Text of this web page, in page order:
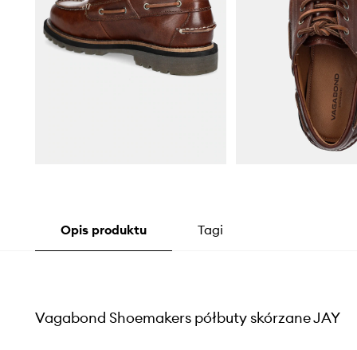
Opis produktu Tagi
Vagabond Shoemakers półbuty skórzane JAY